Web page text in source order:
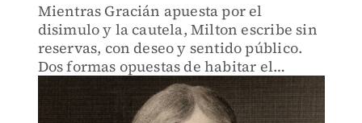
Mientras Gracián apuesta por el
disimulo y la cautela, Milton escribe sin
reservas, con deseo y sentido público.
Dos formas opuestas de habitar el
lenguaje.